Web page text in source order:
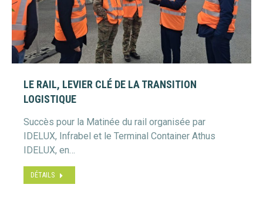
LE RAIL, LEVIER CLÉ DE LA TRANSITION
LOGISTIQUE
Succès pour la Matinée du rail organisée par
IDELUX, Infrabel et le Terminal Container Athus
IDELUX, en…
DÉTAILS